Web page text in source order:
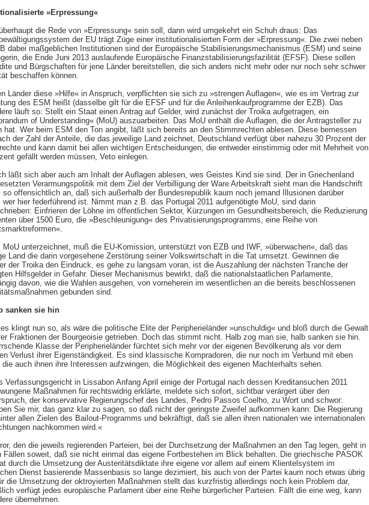
»Erpressung«
die Rede von »Erpressung« sein soll, dann wird umgekehrt ein Schuh draus: Das
der EU trägt Züge einer institutionalisierten Form der »Erpressung«. Die zwei neben
dabei maßgeblichen Institutionen sind der Europäische Stabilisierungsmechanismus (ESM) und seine
die Ende Juni 2013 auslaufende Europäische Finanzstabilisierungsfazilität (EFSF). Diese sollen
und Bürgschaften für jene Länder bereitstellen, die sich anders nicht mehr oder nur noch sehr schwer
beschaffen können.
Länder diese »Hilfe« in Anspruch, verpflichten sie sich zu »strengen Auflagen«, wie es im Vertrag zur
des ESM heißt (dasselbe gilt für die EFSF und für die Anleihenkaufprogramme der EZB). Das
läuft so: Stellt ein Staat einen Antrag auf Gelder, wird zunächst der Troika aufgetragen, ein
of Understanding« (MoU) auszuarbeiten. Das MoU enthält die Auflagen, die der Antragsteller zu
hat. Wer beim ESM den Ton angibt, läßt sich bereits an den Stimmrechten ablesen. Diese bemessen
der Zahl der Anteile, die das jeweilige Land zeichnet, Deutschland verfügt über nahezu 30 Prozent der
und kann damit bei allen wichtigen Entscheidungen, die entweder einstimmig oder mit Mehrheit von
gefällt werden müssen, Veto einlegen.
läßt sich aber auch am Inhalt der Auflagen ablesen, wes Geistes Kind sie sind. Der in Griechenland
Verarmungspolitik mit dem Ziel der Verbilligung der Ware Arbeitskraft sieht man die Handschrift
so offensichtlich an, daß sich außerhalb der Bundesrepublik kaum noch jemand Illusionen darüber
wer hier federführend ist. Nimmt man z.B. das Portugal 2011 aufgenötigte MoU, sind darin
Einfrieren der Löhne im öffentlichen Sektor, Kürzungen im Gesundheitsbereich, die Reduzierung
über 1500 Euro, die »Beschleunigung« des Privatisierungsprogramms, eine Reihe von
MoU unterzeichnet, muß die EU-Komission, unterstützt von EZB und IWF, »überwachen«, daß das
Land die darin vorgesehene Zerstörung seiner Volkswirtschaft in die Tat umsetzt. Gewinnen die
der Troika den Eindruck, es gehe zu langsam voran, ist die Auszahlung der nächsten Tranche der
Hilfsgelder in Gefahr. Dieser Mechanismus bewirkt, daß die nationalstaatlichen Parlamente,
davon, wie die Wahlen ausgehen, von vorneherein im wesentlichen an die bereits beschlossenen
gebunden sind.
sanken sie hin
klingt nun so, als wäre die politische Elite der Peripherieländer »unschuldig« und bloß durch die Gewalt
Fraktionen der Bourgeoisie getrieben. Doch das stimmt nicht. Halb zog man sie, halb sanken sie hin.
Klasse der Peripherieländer fürchtet sich mehr vor der eigenen Bevölkerung als vor dem
Verlust ihrer Eigenständigkeit. Es sind klassische Kompradoren, die nur noch im Verbund mit eben
die auch ihnen ihre Interessen aufzwingen, die Möglichkeit des eigenen Machterhalts sehen.
Verfassungsgericht in Lissabon Anfang April einige der Portugal nach dessen Kreditansuchen 2011
Maßnahmen für rechtswidrig erklärte, meldete sich sofort, sichtbar verärgert über den
der konservative Regierungschef des Landes, Pedro Passos Coelho, zu Wort und schwor:
Sie mir, das ganz klar zu sagen, so daß nicht der geringste Zweifel aufkommen kann: Die Regierung
allen Zielen des Bailout-Programms und bekräftigt, daß sie allen ihren nationalen wie internationalen
nachkommen wird.«
den die jeweils regierenden Parteien, bei der Durchsetzung der Maßnahmen an den Tag legen, geht in
Fällen soweit, daß sie nicht einmal das eigene Fortbestehen im Blick behalten. Die griechische PASOK
durch die Umsetzung der Austeritätsdiktate ihre eigene vor allem auf einem Klientelsystem im
Dienst basierende Massenbasis so lange dezimiert, bis auch von der Partei kaum noch etwas übrig
die Umsetzung der oktroyierten Maßnahmen stellt das kurzfristig allerdings noch kein Problem dar,
verfügt jedes europäische Parlament über eine Reihe bürgerlicher Parteien. Fällt die eine weg, kann
übernehmen.